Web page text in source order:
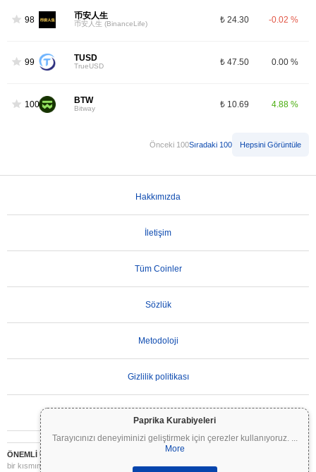
Paprika Kurabiyeleri
Tarayıcınızı deneyiminizi geliştirmek için çerezler kullanıyoruz. ...
More
98 币安人生
币安人生 (BinanceLife) ₺ 24.30 -0.02 %
99 TUSD
TrueUSD ₺ 47.50 0.00 %
100 BTW
Bitway ₺ 10.69 4.88 %
Önceki 100Sıradaki 100 Hepsini Görüntüle
Hakkımızda
İletişim
Tüm Coinler
Sözlük
Metodoloji
Gizlilik politikası
ÖNEMLİ UYARI:
Kripto paralar son derece volatildir ve önemli riskler içerir. Yatırımınızın
bir kısmını veya tamamını kaybedebilirsiniz. Coinpaprika üzerindeki tüm bilgiler yalnızca